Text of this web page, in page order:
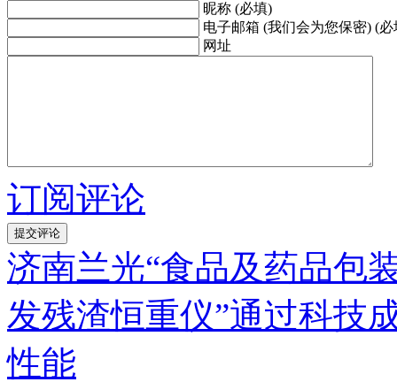
昵称 (必填)
电子邮箱 (我们会为您保密) (必
网址
订阅评论
济南兰光“食品及药品
发残渣恒重仪”通过科技
性能